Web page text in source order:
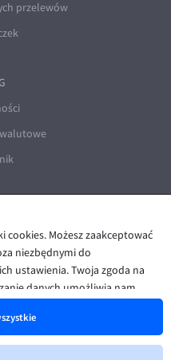
Możesz zaakceptować
niezbędnymi do
ustawienia. Twoja zgoda na
danych umożliwia nam
Ci
informacji znajdziesz w naszej
przelewów
Regulaminy
|
| Deklaracja dostępności